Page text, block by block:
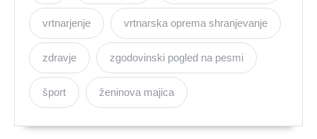
vrtnarjenje vrtnarska oprema shranjevanje
zdravje zgodovinski pogled na pesmi
šport ženinova majica